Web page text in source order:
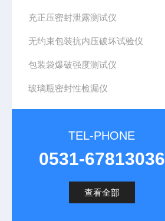
充正压密封泄露测试仪
无约束包装抗内压破坏试验仪
包装袋爆破强度测试仪
玻璃瓶密封性检漏仪
TEL-PHONE
0531-67813036
查看全部